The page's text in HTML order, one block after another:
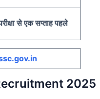
से एक सप्ताह पहले
2025